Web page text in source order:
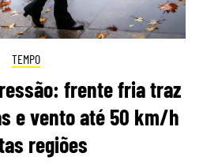
TEMPO
frente fria traz
e vento até 50 km/h
regiões